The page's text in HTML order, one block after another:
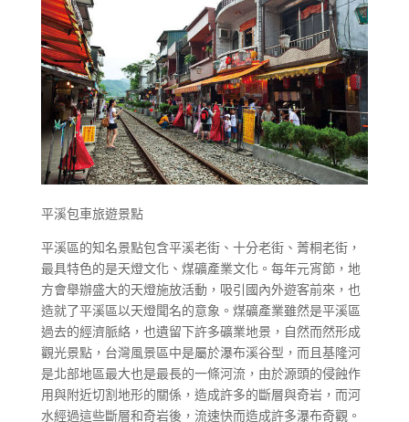
平溪包車旅遊景點
平溪區的知名景點包含平溪老街、十分老街、菁桐老街，
最具特色的是天燈文化、煤礦產業文化。每年元宵節，地
方會舉辦盛大的天燈施放活動，吸引國內外遊客前來，也
造就了平溪區以天燈聞名的意象。煤礦產業雖然是平溪區
過去的經濟脈絡，也遺留下許多礦業地景，自然而然形成
觀光景點，台灣風景區中是屬於瀑布溪谷型，而且基隆河
是北部地區最大也是最長的一條河流，由於源頭的侵蝕作
用與附近切割地形的關係，造成許多的斷層與奇岩，而河
水經過這些斷層和奇岩後，流速快而造成許多瀑布奇觀。